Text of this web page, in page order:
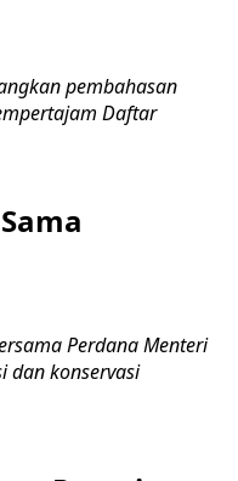
pembahasan
Daftar
Perdana Menteri
dan konservasi